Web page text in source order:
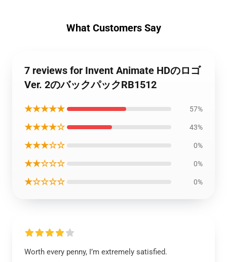
What Customers Say
7 reviews for Invent Animate HDのロゴ
Ver. 2のバックパックRB1512
★★★★★ 57%
★★★★☆ 43%
★★★☆☆ 0%
★★☆☆☆ 0%
★☆☆☆☆ 0%
Worth every penny, I’m extremely satisfied.